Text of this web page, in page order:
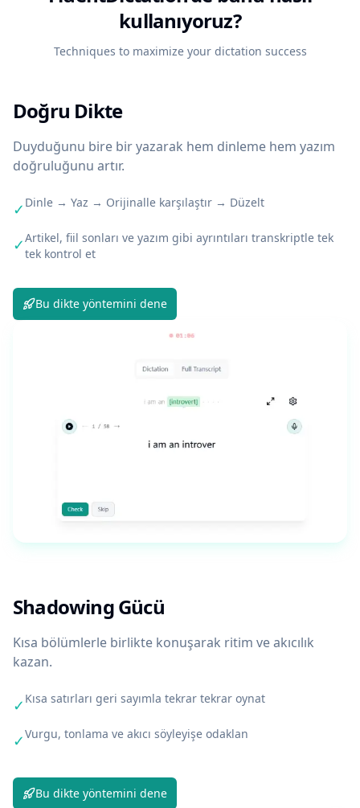
kullanıyoruz?
Techniques to maximize your dictation success
Doğru Dikte
Duyduğunu bire bir yazarak hem dinleme hem yazım
doğruluğunu artır.
✓ Dinle → Yaz → Orijinalle karşılaştır → Düzelt
✓Artikel, fiil sonları ve yazım gibi ayrıntıları transkriptle tek
tek kontrol et
Bu dikte yöntemini dene
Shadowing Gücü
Kısa bölümlerle birlikte konuşarak ritim ve akıcılık
kazan.
✓ Kısa satırları geri sayımla tekrar tekrar oynat
✓Vurgu, tonlama ve akıcı söyleyişe odaklan
Bu dikte yöntemini dene